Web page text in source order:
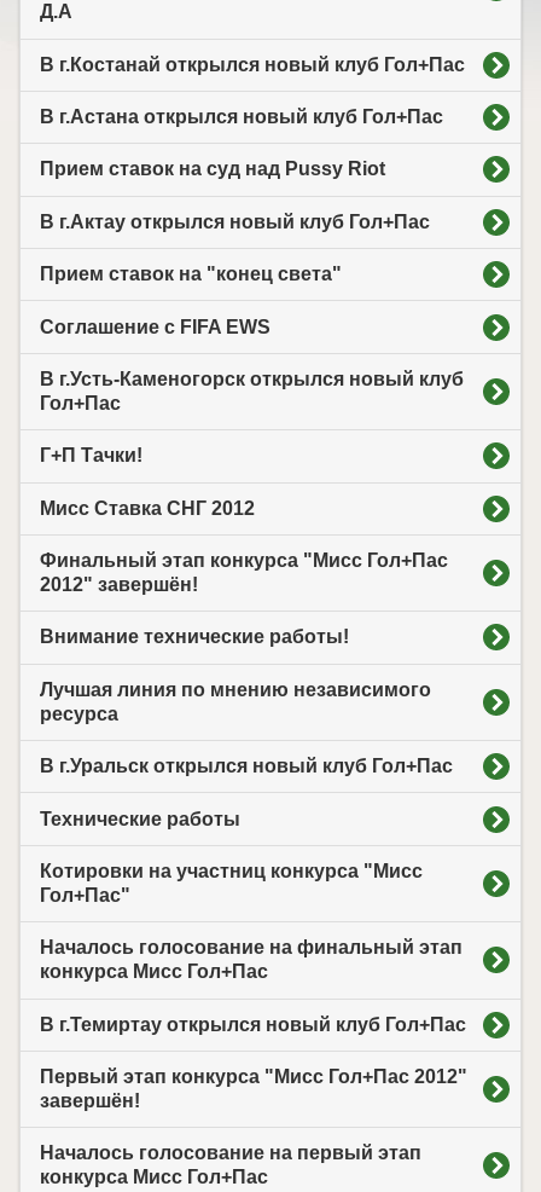
Д.А
В г.Костанай открылся новый клуб Гол+Пас
В г.Астана открылся новый клуб Гол+Пас
Прием ставок на суд над Pussy Riot
В г.Актау открылся новый клуб Гол+Пас
Прием ставок на "конец света"
Соглашение с FIFA EWS
В г.Усть-Каменогорск открылся новый клуб
Гол+Пас
Г+П Тачки!
Мисс Cтавка СНГ 2012
Финальный этап конкурса "Мисс Гол+Пас
2012" завершён!
Внимание технические работы!
Лучшая линия по мнению независимого
ресурса
В г.Уральск открылся новый клуб Гол+Пас
Технические работы
Котировки на участниц конкурса "Мисс
Гол+Пас"
Началось голосование на финальный этап
конкурса Мисс Гол+Пас
В г.Темиртау открылся новый клуб Гол+Пас
Первый этап конкурса "Мисс Гол+Пас 2012"
завершён!
Началось голосование на первый этап
конкурса Мисс Гол+Пас